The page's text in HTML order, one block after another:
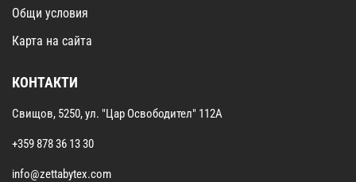
Общи условия
Карта на сайта
КОНТАКТИ
Свищов, 5250, ул. "Цар Освободител" 112А
+359 878 36 13 30
info@zettabytex.com